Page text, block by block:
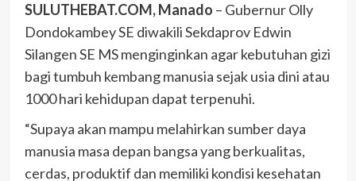
SULUTHEBAT.COM, Manado – Gubernur Olly
Dondokambey SE diwakili Sekdaprov Edwin
Silangen SE MS menginginkan agar kebutuhan gizi
bagi tumbuh kembang manusia sejak usia dini atau
1000 hari kehidupan dapat terpenuhi.
“Supaya akan mampu melahirkan sumber daya
manusia masa depan bangsa yang berkualitas,
cerdas, produktif dan memiliki kondisi kesehatan